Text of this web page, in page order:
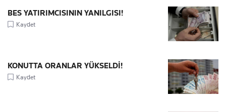
BES YATIRIMCISININ YANILGISI!
Kaydet
KONUTTA ORANLAR YÜKSELDİ!
Kaydet